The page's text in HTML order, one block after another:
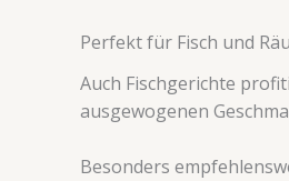
Perfekt für Fisch und
Auch Fischgerichte
ausgewogenen
Besonders